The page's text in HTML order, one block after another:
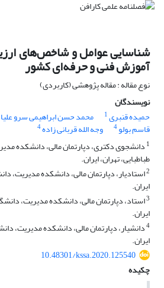
شناسایی عوامل و شاخص‌های
آموزش فنی و حرفه‌ای کشور
نوع مقاله : مقاله پژوهشی (کاربردی)
نویسندگان
حمیده قنبری1 محمد حسن ابراهیمی سرو علیا
قاسم بولو4 وجه الله قربانی زاده4
1 دانشجوی دکتری، دپارتمان مالی، دانشکده
طباطبایی، تهران، ایران.
2استادیار، دپارتمان مالی، دانشکده مدیریت،
ایران.
3استاد، دپارتمان مالی، دانشکده مدیریت،
ایران.
4دانشیار، دپارتمان مالی، دانشکده مدیریت،
ایران.
10.48301/kssa.2020.125540
چکیده